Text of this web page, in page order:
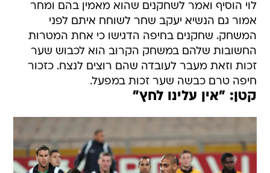
לוי הוסיף ואמר לשחקנים שהוא מאמין בהם ומחר
אמור גם הנשיא יעקב שחר לשוחח איתם לפני
המשחק. שחקנים בחיפה הדגישו כי אחת המטרות
החשובות שלהם במשחק הקרוב הוא לכבוש שער
זכות וזאת מעבר לעובדה שהם רוצים לנצח. כזכור
חיפה טרם כבשה שער זכות במפעל.
קטן: "אין עלינו לחץ"